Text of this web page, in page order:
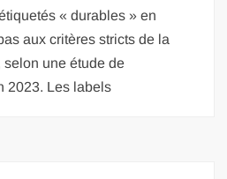
« durables » en
aux critères stricts de la
une étude de
2023. Les labels